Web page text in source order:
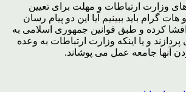
های وزارت ارتباطات و مهلت برای تعیین
گرام باید ببینیم آیا این دو پیام رسان
کرده و طبق قوانین جمهوری اسلامی به
و یا اینکه وزارت ارتباطات به وعده
آنها جامعه عمل می پوشاند.